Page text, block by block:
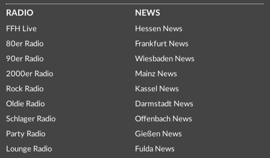
RADIO
FFH Live
80er Radio
90er Radio
2000er Radio
Rock Radio
Oldie Radio
Schlager Radio
Party Radio
Lounge Radio
NEWS
Hessen News
Frankfurt News
Wiesbaden News
Mainz News
Kassel News
Darmstadt News
Offenbach News
Gießen News
Fulda News